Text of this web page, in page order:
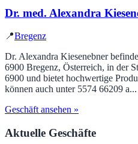
Dr. med. Alexandra
📍Bregenz
Dr. Alexandra Kiesenebner
6900 Bregenz, Österreich, in der
6900 und bietet hochwertige
können auch unter 5574 66209 a...
Geschäft ansehen »
Aktuelle Geschäfte